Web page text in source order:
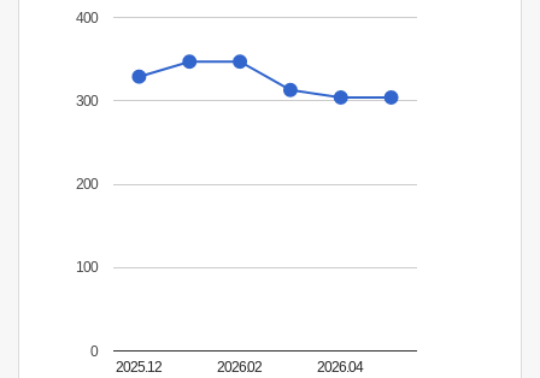
2025.12
2026.02
2026.04
0
100
200
300
400